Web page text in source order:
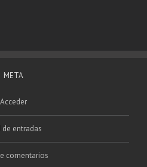
META
Acceder
de entradas
comentarios